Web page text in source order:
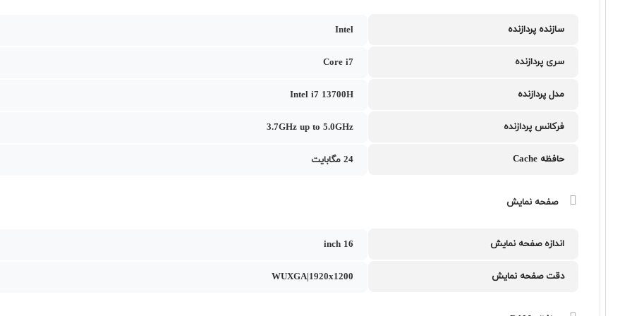
سازنده پردازنده Intel
سری پردازنده Core i7
مدل پردازنده Intel i7 13700H
فرکانس پردازنده 3.7GHz up to 5.0GHz
حافظه Cache 24 مگابایت
صفحه نمایش
اندازه صفحه نمایش 16 inch
دقت صفحه نمایش WUXGA|1920x1200